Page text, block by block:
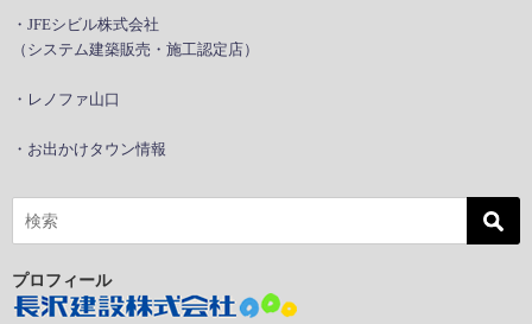
・JFEシビル株式会社
（システム建築販売・施工認定店）
・レノファ山口
・お出かけタウン情報
プロフィール